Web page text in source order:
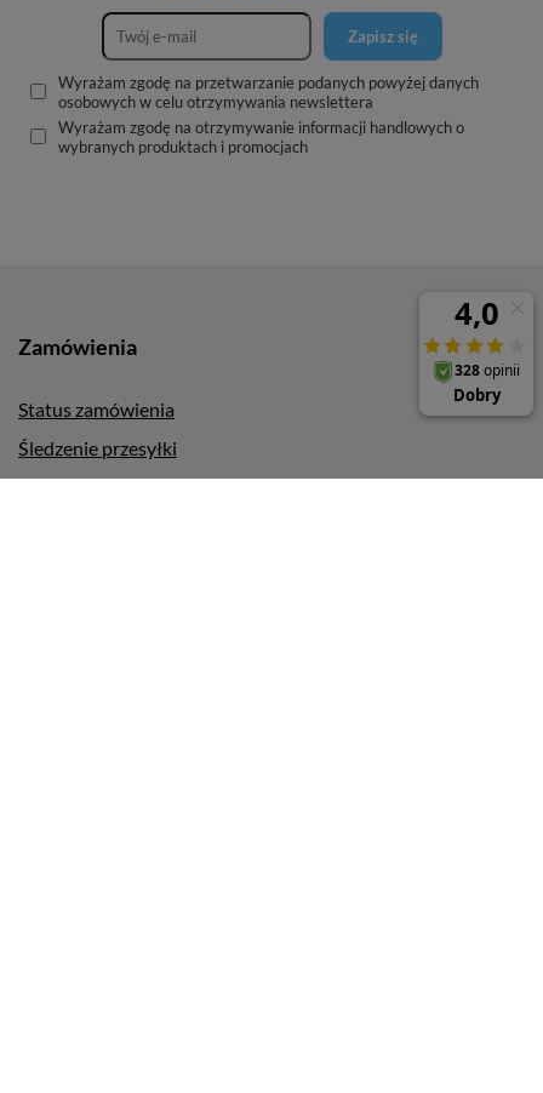
Zapisz się
Wyrażam zgodę na przetwarzanie podanych powyżej danych
osobowych w celu otrzymywania newslettera
Wyrażam zgodę na otrzymywanie informacji handlowych o
wybranych produktach i promocjach
Zamówienia
Status zamówienia
Śledzenie przesyłki
Chcę zareklamować produkt